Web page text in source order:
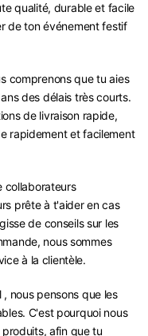
qualité, durable et facile
de ton événement festif
comprenons que tu aies
des délais très courts.
de livraison rapide,
rapidement et facilement
collaborateurs
prête à t'aider en cas
de conseils sur les
nous sommes
à la clientèle.
nous pensons que les
C'est pourquoi nous
afin que tu